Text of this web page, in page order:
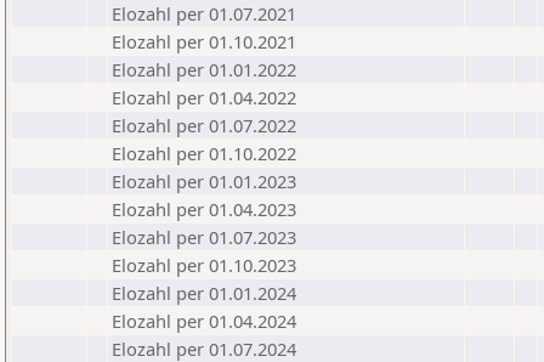
Elozahl per 01.07.2021
Elozahl per 01.10.2021
Elozahl per 01.01.2022
Elozahl per 01.04.2022
Elozahl per 01.07.2022
Elozahl per 01.10.2022
Elozahl per 01.01.2023
Elozahl per 01.04.2023
Elozahl per 01.07.2023
Elozahl per 01.10.2023
Elozahl per 01.01.2024
Elozahl per 01.04.2024
Elozahl per 01.07.2024